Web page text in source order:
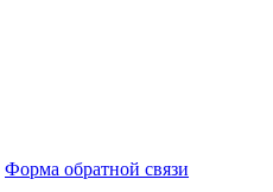
Форма обратной связи